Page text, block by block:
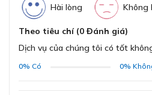
Hài lòng Không
Theo tiêu chí (0 Đánh giá)
Dịch vụ của chúng tôi có tốt
0% Có 0%